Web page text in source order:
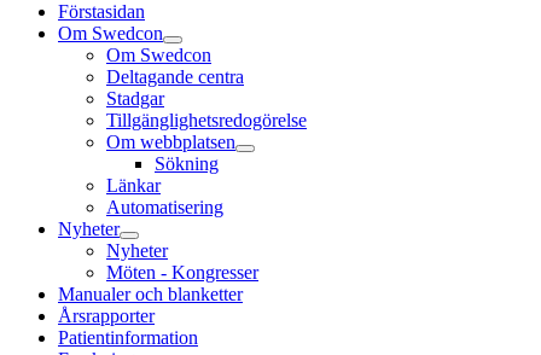
Förstasidan
Om Swedcon
Om Swedcon
Deltagande centra
Stadgar
Tillgänglighetsredogörelse
Om webbplatsen
Sökning
Länkar
Automatisering
Nyheter
Nyheter
Möten - Kongresser
Manualer och blanketter
Årsrapporter
Patientinformation